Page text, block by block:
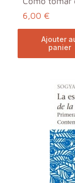
6,00 €
ajouter au
panier